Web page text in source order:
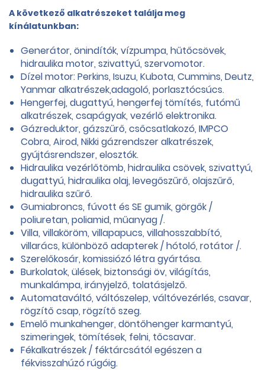
A következő alkatrészeket találja meg
kínálatunkban:
Generátor, önindítók, vízpumpa, hűtőcsövek,
hidraulika motor, szivattyú, szervomotor.
Dízel motor: Perkins, Isuzu, Kubota, Cummins, Deutz,
Yanmar alkatrészek,adagoló, porlasztócsúcs.
Hengerfej, dugattyú, hengerfej tömítés, futómű
alkatrészek, csapágyak, vezérlő elektronika.
Gázreduktor, gázszűrő, csőcsatlakozó, IMPCO
Cobra, Airod, Nikki gázrendszer alkatrészek,
gyújtásrendszer, elosztók.
Hidraulika vezérlőtömb, hidraulika csövek, szivattyú,
dugattyú, hidraulika olaj, levegőszűrő, olajszűrő,
hidraulika szűrő.
Gumiabroncs, fúvott és SE gumik, görgők /
poliuretan, poliamid, műanyag /.
Villa, villaköröm, villapapucs, villahosszabbító,
villarács, különböző adapterek / hótoló, rotátor /.
Szerelőkosár, komissiózó létra gyártása.
Burkolatok, ülések, biztonsági öv, világítás,
munkalámpa, irányjelző, tolatásjelző.
Automataváltó, váltószelep, váltóvezérlés, csavar,
rögzítő csap, rögzítő szeg.
Emelő munkahenger, döntőhenger karmantyú,
szimeringek, tömítések, felni, tőcsavar.
Fékalkatrészek / féktárcsától egészen a
fékvisszahúzó rúgóig.